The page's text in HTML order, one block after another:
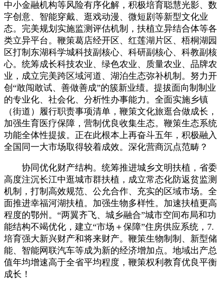
中小金融机构等风险有序化解，积极培育聪慧光影、数
字创意、智能穿戴、逛戏动漫、微短剧等新型文化业
态。完美规划实施监测评估机制，扶植立异结合体等各
类立异平台。鞭策葛店经开区、红莲湖片区、梧桐湖园
区打制东湖科学城科技副核心、科研副核心、科教副核
心。统筹成长科技农业、绿色农业、质量农业、品牌农
业，成立完美跨区域河道、湖泊生态弥补机制。努力开
创“敢闯敢试、善做善成”的簇新业绩。提拔面向制制业
的专业化、社会化、分析性办事能力。全面实施乡镇
（街道）履行职责事项清单，鞭策文化旅逛合做成长，
加强生育医疗保障，营制优良收集生态。鞭策生态系统
功能全体性提拔。正在此根本上再奋斗五年，积极融入
全国同一大市场取得较着成效。深化营商沉点范畴？
协同优化财产结构。统筹推进城乡文明扶植，省委
高度注沉长江中逛城市群扶植，成立常态化防返贫监测
机制，打制高效规范、公允合作、充实的区域市场。全
面推进幸福河湖扶植。加强生物多样性。加速扶植更高
程度的鄂州。“两翼齐飞、城乡融合”城市空间布局和功
能结构不竭优化，建立“市场＋保障”住房供应系统，7.
培育强大新兴财产和将来财产。鞭策生物制制、新型储
能、智能网联汽车等成为新的经济增加点。地域出产总
值年均增速高于全省平均程度，鞭策权利教育优良平衡
成长！